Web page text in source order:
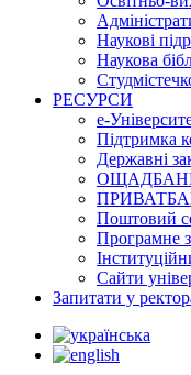
Наукові
Наукова
РЕСУРСИ
е-
Підтримка
Державні
ОЩАДБАНК
Поштовий
Програмне
Сайти
Запитати у